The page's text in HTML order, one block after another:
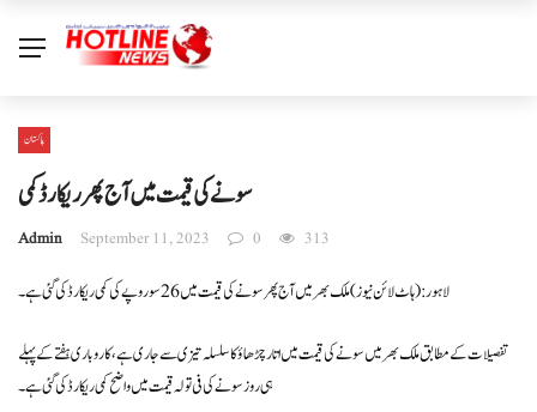
پاکستان
سونے کی قیمت میں آج پھر ریکارڈ کمی
Admin September 11, 2023 0 313
لاہور: ( ہاٹ لائن نیوز) ملک بھر میں آج پھر سونے کی قیمت میں 26 سو روپے کی کمی ریکارڈ کی گئی ہے۔
تفصیلات کے مطابق ملک بھر میں سونے کی قیمت میں اتار چڑھاؤ کا سلسلہ تیزی سے جاری ہے، کاروباری ہفتے کے پہلے
ہی روز سونے کی فی تولہ قیمت میں واضح کمی ریکارڈ کی گئی ہے۔